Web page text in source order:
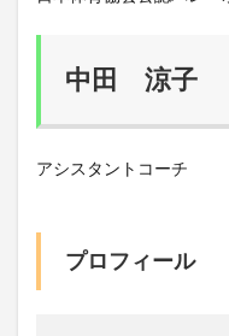
中田 涼子
アシスタントコーチ
プロフィール